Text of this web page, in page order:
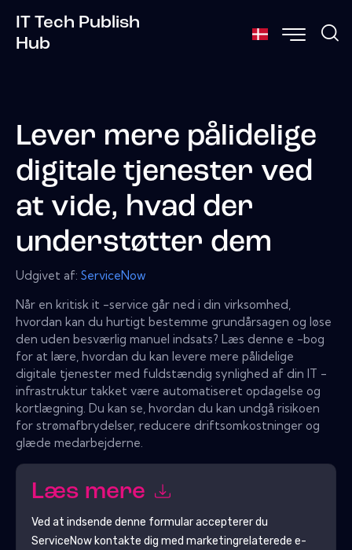
IT Tech Publish
Hub
Lever mere pålidelige
digitale tjenester ved
at vide, hvad der
understøtter dem
Udgivet af: ServiceNow
Når en kritisk it -service går ned i din virksomhed,
hvordan kan du hurtigt bestemme grundårsagen og løse
den uden besværlig manuel indsats? Læs denne e -bog
for at lære, hvordan du kan levere mere pålidelige
digitale tjenester med fuldstændig synlighed af din IT -
infrastruktur takket være automatiseret opdagelse og
kortlægning. Du kan se, hvordan du kan undgå risikoen
for strømafbrydelser, reducere driftsomkostninger og
glæde medarbejderne.
Læs mere
Ved at indsende denne formular accepterer du
ServiceNowkontakte dig med marketingrelaterede e-